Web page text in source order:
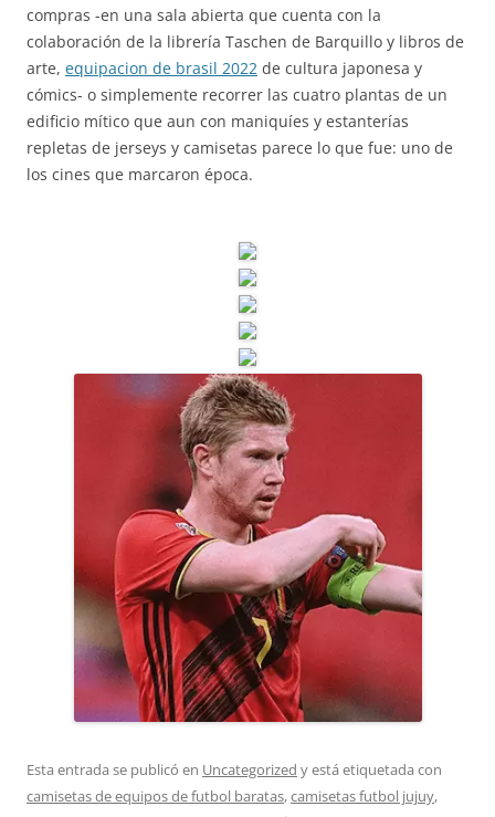
compras -en una sala abierta que cuenta con la
colaboración de la librería Taschen de Barquillo y libros de
arte, equipacion de brasil 2022 de cultura japonesa y
cómics- o simplemente recorrer las cuatro plantas de un
edificio mítico que aun con maniquíes y estanterías
repletas de jerseys y camisetas parece lo que fue: uno de
los cines que marcaron época.
Esta entrada se publicó en Uncategorized y está etiquetada con
camisetas de equipos de futbol baratas,camisetas futbol jujuy,